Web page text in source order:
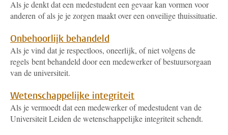
Als je denkt dat een medestudent een gevaar kan vormen voor
anderen of als je je zorgen maakt over een onveilige thuissituatie.
Onbehoorlijk behandeld
Als je vind dat je respectloos, oneerlijk, of niet volgens de
regels bent behandeld door een medewerker of bestuursorgaan
van de universiteit.
Wetenschappelijke integriteit
Als je vermoedt dat een medewerker of medestudent van de
Universiteit Leiden de wetenschappelijke integriteit schendt.